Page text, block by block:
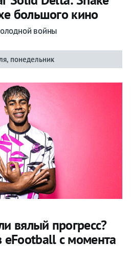
большого кино
войны
понедельник
вялый прогресс?
eFootball с момента